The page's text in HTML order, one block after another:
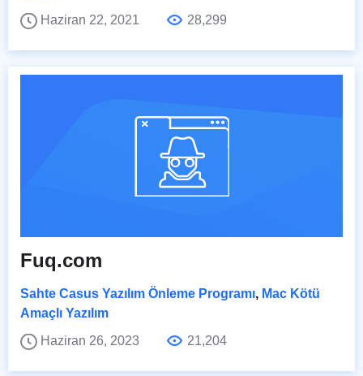
Haziran 22, 2021
28,299
Fuq.com
Sahte Casus Yazılım Önleme Programı, Mac Kötü
Amaçlı Yazılım
Haziran 26, 2023
21,204